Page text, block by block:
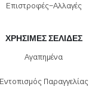
Επιστροφές-Αλλαγές
ΧΡΉΣΙΜΕΣ ΣΕΛΊΔΕΣ
Αγαπημένα
Εντοπισμός Παραγγελίας